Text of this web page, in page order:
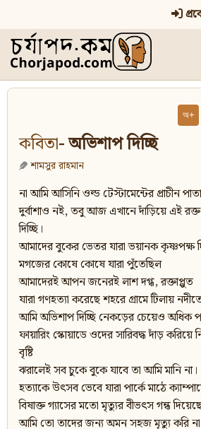
অ+
কবিতা- অভিশাপ দিচ্ছি
শামসুর রাহমান
না আমি আসিনি ওল্ড টেস্টামেন্টের প্রাচীন
দুর্বাশাও নই, তবু আজ এখানে দাঁড়িয়ে এই
দিচ্ছি।
আমাদের বুকের ভেতর যারা ভয়ানক কৃষ্ণপক্ষ
মগজের কোষে কোষে যারা পুঁতেছিল
আমাদেরই আপন জনেরই লাশ দগ্ধ, রক্তাপ্লুত
যারা গণহত্যা করেছে শহরে গ্রামে টিলায়
আমি অভিশাপ দিচ্ছি নেকড়ের চেয়েও
ফায়ারিং স্কোয়াডে ওদের সারিবদ্ধ দাঁড় করিয়ে
বৃষ্টি
ঝরালেই সব চুকে বুকে যাবে তা আমি মানি না।
হত্যাকে উৎসব ভেবে যারা পার্কে মাঠে
বিষাক্ত গ্যাসের মতো মৃত্যুর বীভৎস গন্ধ
আমি তো তাদের জন্য অমন সহজ মৃত্যু করি না